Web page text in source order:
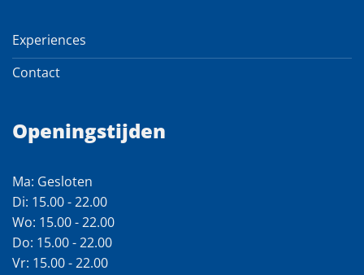
Experiences
Contact
Openingstijden
Ma: Gesloten
Di: 15.00 - 22.00
Wo: 15.00 - 22.00
Do: 15.00 - 22.00
Vr: 15.00 - 22.00